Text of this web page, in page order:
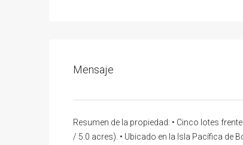
Mensaje
Resumen de la propiedad: • Cinco lotes
/ 5.0 acres). • Ubicado en la Isla Pacífica de